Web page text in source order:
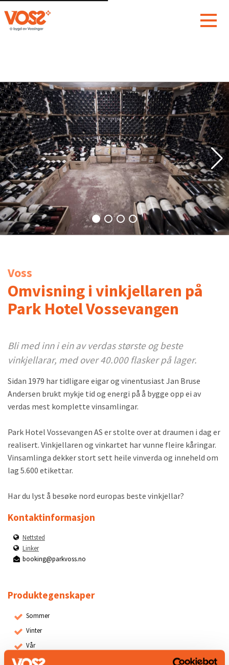
Voss
Omvisning i vinkjellaren på
Park Hotel Vossevangen
Bli med inn i ein av verdas største og beste
vinkjellarar, med over 40.000 flasker på lager.
Sidan 1979 har tidligare eigar og vinentusiast Jan Bruse
Andersen brukt mykje tid og energi på å bygge opp ei av
verdas mest komplette vinsamlingar.
Park Hotel Vossevangen AS er stolte over at draumen i dag er
realisert. Vinkjellaren og vinkartet har vunne fleire kåringar.
Vinsamlinga dekker stort sett heile vinverda og inneheld om
lag 5.600 etikettar.
Har du lyst å besøke nord europas beste vinkjellar?
Kontaktinformasjon
Nettsted
Linker
booking@parkvoss.no
Produktegenskaper
Sommer
Vinter
Vår
Høst